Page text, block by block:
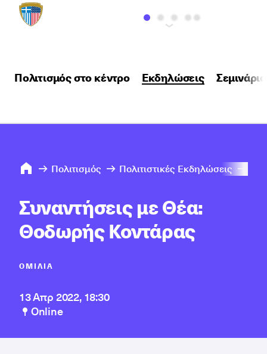
Πολιτισμός στο κέντρο Εκδηλώσεις Σεμινάρια
Πολιτισμός Πολιτιστικές Εκδηλώσεις
Συναντήσεις με Θέα:
Θοδωρής Κοντάρας
ΟΜΙΛΊΑ
13 Απρ 2022, 18:30
Online